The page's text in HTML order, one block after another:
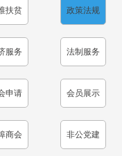
扶贫 政策法规
服务 法制服务
申请 会员展示
商会 非公党建